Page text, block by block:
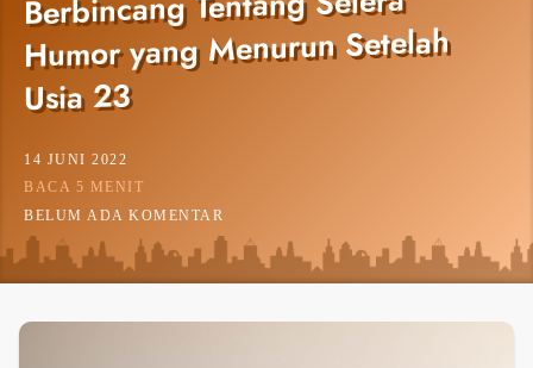
Humor yang Menurun Setelah
Usia 23
14 JUNI 2022
BACA 5 MENIT
BELUM ADA KOMENTAR